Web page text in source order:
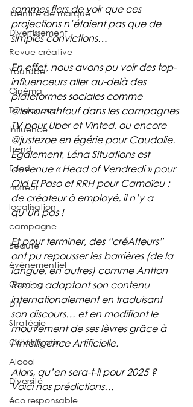
Identité de marque
Divertissement
Revue créative
YouTube
Cinéma
Tendances
Influence
Trend
Food
horreur
localisation
campagne
Beauté
événementiel
Gaming
DIY
Stratégie
Collaboration
Alcool
Diversité
éco responsable
sommes fiers de voir que ces
projections n’étaient pas que de
simples convictions…
En effet, nous avons pu voir des top-
influenceurs aller au-delà des
plateformes sociales comme
@lenamahfouf dans les campagnes
TV pour Uber et Vinted, ou encore
@justezoe en égérie pour Caudalie.
Également, Léna Situations est
devenue « Head of Vendredi » pour
Old El Paso et RRH pour Camaïeu ;
de créateur à employé, il n’y a
qu’un pas !
Et pour terminer, des “créAIteurs”
ont pu repousser les barrières (de la
langue, en autres) comme Antton
Racca adaptant son contenu
internationalement en traduisant
son discours… et en modifiant le
mouvement de ses lèvres grâce à
l’Intelligence Artificielle.
Alors, qu’en sera-t-il pour 2025 ?
Voici nos prédictions…